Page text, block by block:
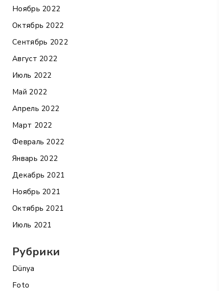
Ноябрь 2022
Октябрь 2022
Сентябрь 2022
Август 2022
Июль 2022
Май 2022
Апрель 2022
Март 2022
Февраль 2022
Январь 2022
Декабрь 2021
Ноябрь 2021
Октябрь 2021
Июль 2021
Рубрики
Dünya
Foto